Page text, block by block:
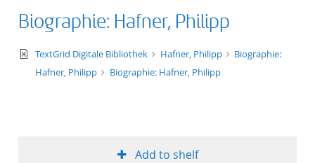
Biographie: Hafner, Philipp
text/xml
TextGrid Digitale Bibliothek Hafner, Philipp
Biographie:
Hafner, Philipp
Biographie: Hafner, Philipp
Add to shelf